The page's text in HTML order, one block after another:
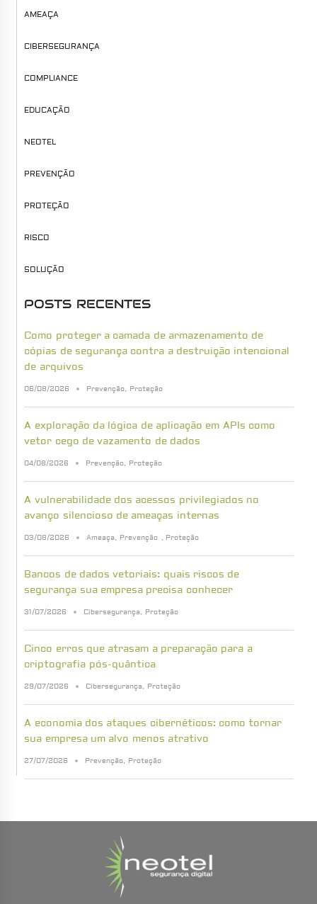
AMEAÇA
CIBERSEGURANÇA
COMPLIANCE
EDUCAÇÃO
NEOTEL
PREVENÇÃO
PROTEÇÃO
RISCO
SOLUÇÃO
POSTS RECENTES
Como proteger a camada de armazenamento de
cópias de segurança contra a destruição intencional
de arquivos
06/08/2026 Prevenção, Proteção
A exploração da lógica de aplicação em APIs como
vetor cego de vazamento de dados
04/08/2026 Prevenção, Proteção
A vulnerabilidade dos acessos privilegiados no
avanço silencioso de ameaças internas
03/08/2026 Ameaça, Prevenção , Proteção
Bancos de dados vetoriais: quais riscos de
segurança sua empresa precisa conhecer
31/07/2026 Cibersegurança, Proteção
Cinco erros que atrasam a preparação para a
criptografia pós-quântica
29/07/2026 Cibersegurança, Proteção
A economia dos ataques cibernéticos: como tornar
sua empresa um alvo menos atrativo
27/07/2026 Prevenção, Proteção